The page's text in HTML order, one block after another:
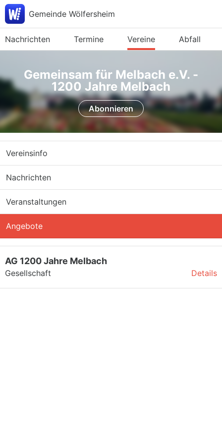
Gemeinde Wölfersheim
Nachrichten Termine Vereine Abfall
Gemeinsam für Melbach e.V. -
1200 Jahre Melbach
Abonnieren
Vereinsinfo
Nachrichten
Veranstaltungen
Angebote
AG 1200 Jahre Melbach
Gesellschaft Details